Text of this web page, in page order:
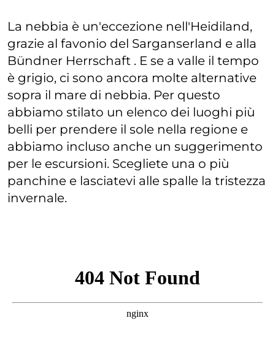
La nebbia è un'eccezione nell'Heidiland,
grazie al favonio del Sarganserland e alla
Bündner Herrschaft . E se a valle il tempo
è grigio, ci sono ancora molte alternative
sopra il mare di nebbia. Per questo
abbiamo stilato un elenco dei luoghi più
belli per prendere il sole nella regione e
abbiamo incluso anche un suggerimento
per le escursioni. Scegliete una o più
panchine e lasciatevi alle spalle la tristezza
invernale.